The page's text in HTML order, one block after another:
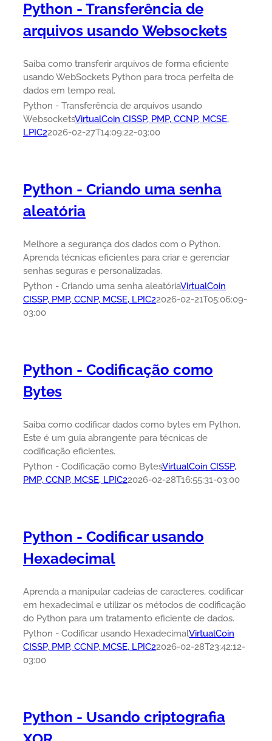
Python - Transferência de
arquivos usando Websockets
Saiba como transferir arquivos de forma eficiente
usando WebSockets Python para troca perfeita de
dados em tempo real.
Python - Transferência de arquivos usando
WebsocketsVirtualCoin CISSP, PMP, CCNP, MCSE,
LPIC22026-02-27T14:09:22-03:00
Python - Criando uma senha
aleatória
Melhore a segurança dos dados com o Python.
Aprenda técnicas eficientes para criar e gerenciar
senhas seguras e personalizadas.
Python - Criando uma senha aleatóriaVirtualCoin
CISSP, PMP, CCNP, MCSE, LPIC22026-02-21T05:06:09-
03:00
Python - Codificação como
Bytes
Saiba como codificar dados como bytes em Python.
Este é um guia abrangente para técnicas de
codificação eficientes.
Python - Codificação como BytesVirtualCoin CISSP,
PMP, CCNP, MCSE, LPIC22026-02-28T16:55:31-03:00
Python - Codificar usando
Hexadecimal
Aprenda a manipular cadeias de caracteres, codificar
em hexadecimal e utilizar os métodos de codificação
do Python para um tratamento eficiente de dados.
Python - Codificar usando HexadecimalVirtualCoin
CISSP, PMP, CCNP, MCSE, LPIC22026-02-28T23:42:12-
03:00
Python - Usando criptografia